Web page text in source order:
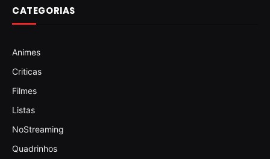
CATEGORIAS
Animes
Criticas
Filmes
Listas
NoStreaming
Quadrinhos